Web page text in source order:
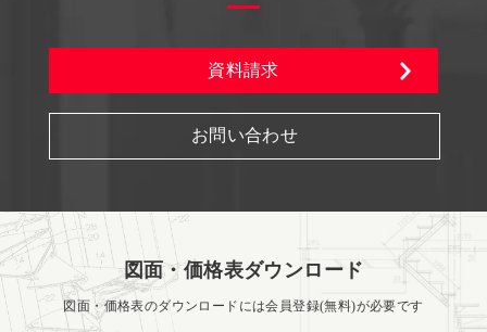
資料請求
お問い合わせ
図面・価格表ダウンロード
図面・価格表のダウンロードには会員登録(無料)が必要です